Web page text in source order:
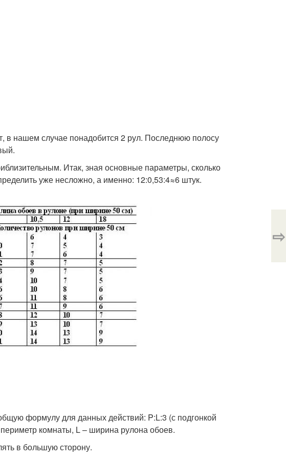
в нашем случае понадобится 2 рул. Последнюю полосу
Итак, зная основные параметры, сколько
уже несложно, а именно: 12:0,53:4≈6 штук.
формулу для данных действий: P:L:3 (с подгонкой
комнаты, L – ширина рулона обоев.
в большую сторону.
⇨